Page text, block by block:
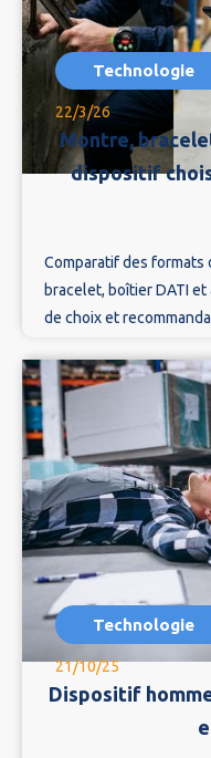
Technologie
22/3/26
Montre,
dispositif
Comparatif des formats
bracelet, boîtier DATI
de choix et
Technologie
21/10/25
Dispositif